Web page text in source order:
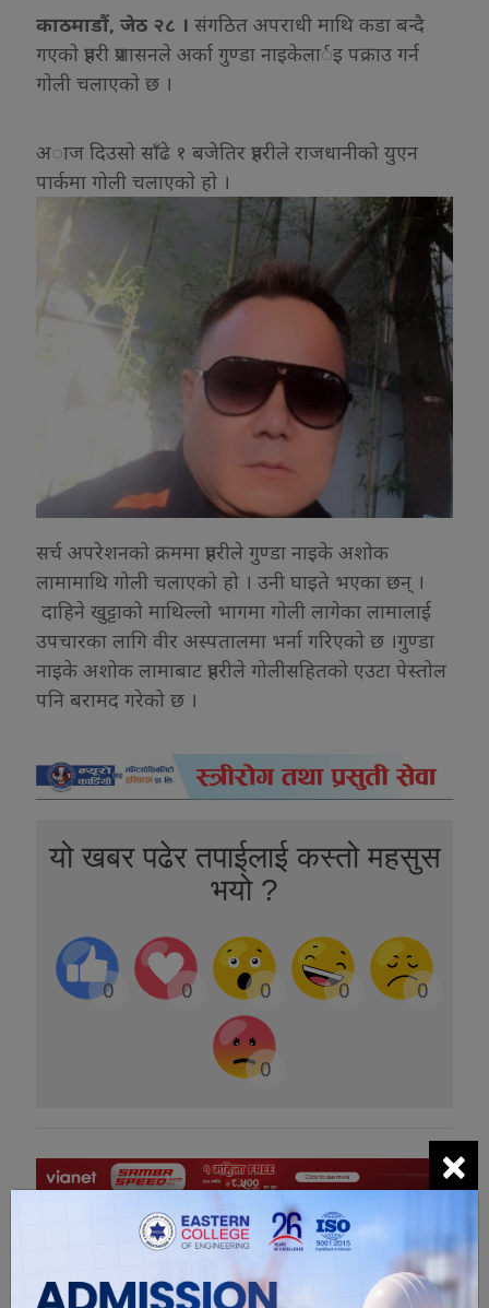
काठमाडौं, जेठ २८ । संगठित अपराधी माथि कडा बन्दै
गएकाे प्रहरी प्रशासनले अर्का गुण्डा नाइकेलार्इ पक्राउ गर्न
गाेली चलाएकाे छ ।
अाज दिउसाे साँढे १ बजेतिर प्रहरीले राजधानीको युएन
पार्कमा गोली चलाएकाे हाे ।
सर्च अपरेशनको क्रममा प्रहरीले गुण्डा नाइके अशोक
लामामाथि गोली चलाएको हो । उनी घाइते भएका छन् ।
दाहिने खुट्टाको माथिल्लो भागमा गोली लागेका लामालाई
उपचारका लागि वीर अस्पतालमा भर्ना गरिएको छ ।गुण्डा
नाइके अशोक लामाबाट प्रहरीले गोलीसहितको एउटा पेस्तोल
पनि बरामद गरेको छ ।
यो खबर पढेर तपाईलाई कस्तो महसुस
भयो ?
0 0 0 0 0
0
×